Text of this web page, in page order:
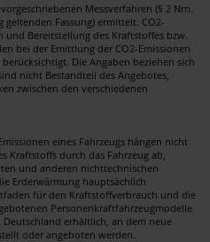
Messverfahren (§ 2 Nrn.
geltenden Fassung) ermittelt. CO2-
Bereitstellung des Kraftstoffes bzw.
bei der Emittlung der CO2-Emissionen
Die Angaben beziehen sich
nicht Bestandteil des Angebotes,
zwischen den verschiedenen
eines Fahrzeugs hängen nicht
Kraftstoffs durch das Fahrzeug ab,
und anderen nichttechnischen
Erderwärmung hauptsächlich
für den Kraftstoffverbrauch und die
Personenkraftfahrzeugmodelle
erhältlich, an dem neue
oder angeboten werden.